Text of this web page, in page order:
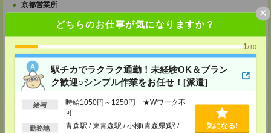
どちらのお仕事が気になりますか？
1/10
駅チカでラクラク通勤！未経験OK＆ブラン
ク歓迎○シンプル作業をお任せ！[派遣]
給与
時給1050円～1250円 ★Wワーク不
可
勤務地 青森駅 / 東青森駅 / 小柳(青森県)駅 / … 気になる!
×
京都営業所
京都府京都市下京区新町通七条下ル東塩小路町593番地 トラスコクリスタ
ルビル7階
TEL：0120-709-707
FAX：0120-709-751
担当：採用担当
大阪営業所
〒530-0017
大阪府大阪市北区角田町8番1号 大阪梅田ツインタワーズ・ノース34階
TEL：0120-995-985
担当：採用担当